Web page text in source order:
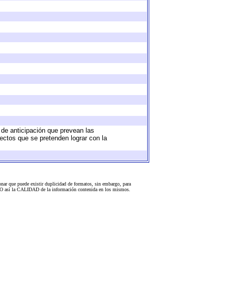
anticipación que prevean las
que se pretenden lograr con la
que puede existir duplicidad de formatos, sin embargo, para
así la CALIDAD de la información contenida en los mismos.